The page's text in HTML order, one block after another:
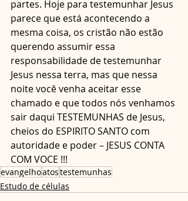
partes. Hoje para testemunhar Jesus
parece que está acontecendo a
mesma coisa, os cristão não estão
querendo assumir essa
responsabilidade de testemunhar
Jesus nessa terra, mas que nessa
noite você venha aceitar esse
chamado e que todos nós venhamos
sair daqui TESTEMUNHAS de Jesus,
cheios do ESPIRITO SANTO com
autoridade e poder – JESUS CONTA
COM VOCE !!!
evangelhoatostestemunhas
Estudo de células